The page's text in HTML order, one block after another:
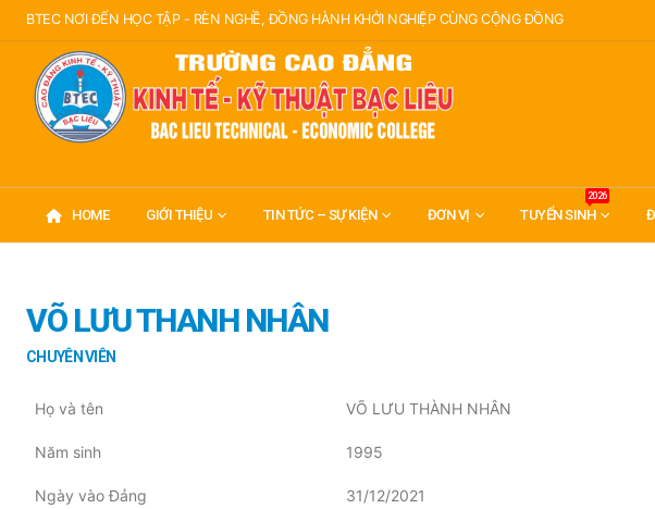
BTEC NƠI ĐẾN HỌC TẬP - RÈN NGHỀ, ĐỒNG HÀNH KHỞI NGHIỆP CÙNG CỘNG ĐỒNG
HOME GIỚI THIỆU TIN TỨC – SỰ KIỆN ĐƠN VỊ TUYỂN SINH
2026
VÕ LƯU THANH NHÂN
CHUYÊN VIÊN
Họ và tên VÕ LƯU THÀNH NHÂN
Năm sinh 1995
Ngày vào Đảng 31/12/2021